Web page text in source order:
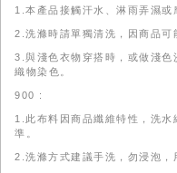
1.本產品接觸汗水、淋雨弄濕或
2.洗滌時請單獨清洗，因商品可
3.與淺色衣物穿搭時，或做淺色
織物染色。
900 :
1.此布料因商品纖維特性，洗
準。
2.洗滌方式建議手洗，勿浸泡，